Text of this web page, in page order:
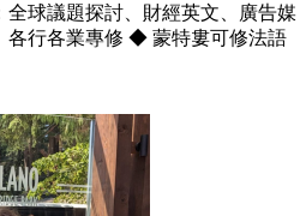
球議題探討、財經英文、廣告媒
各行各業專修 ◆ 蒙特婁可修法語